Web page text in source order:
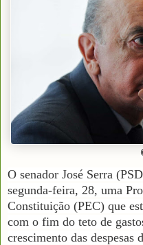
O senador José Serra
segunda-feira, 28, uma
Constituição (PEC) que
com o fim do teto de
crescimento das despesas